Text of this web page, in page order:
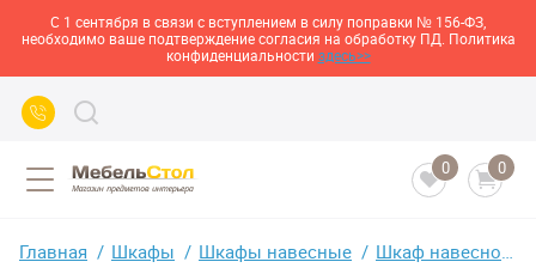
С 1 сентября в связи с вступлением в силу поправки № 156-ФЗ,
необходимо ваше подтверждение согласия на обработку ПД. Политика
конфиденциальности здесь>>
0 0
Главная Шкафы Шкафы навесные Шкаф навесной Анрэкс MODERN 1D/87-40